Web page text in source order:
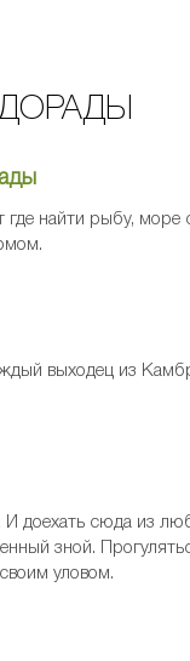
найти рыбу, море
выходец из
доехать сюда из
зной.
уловом.